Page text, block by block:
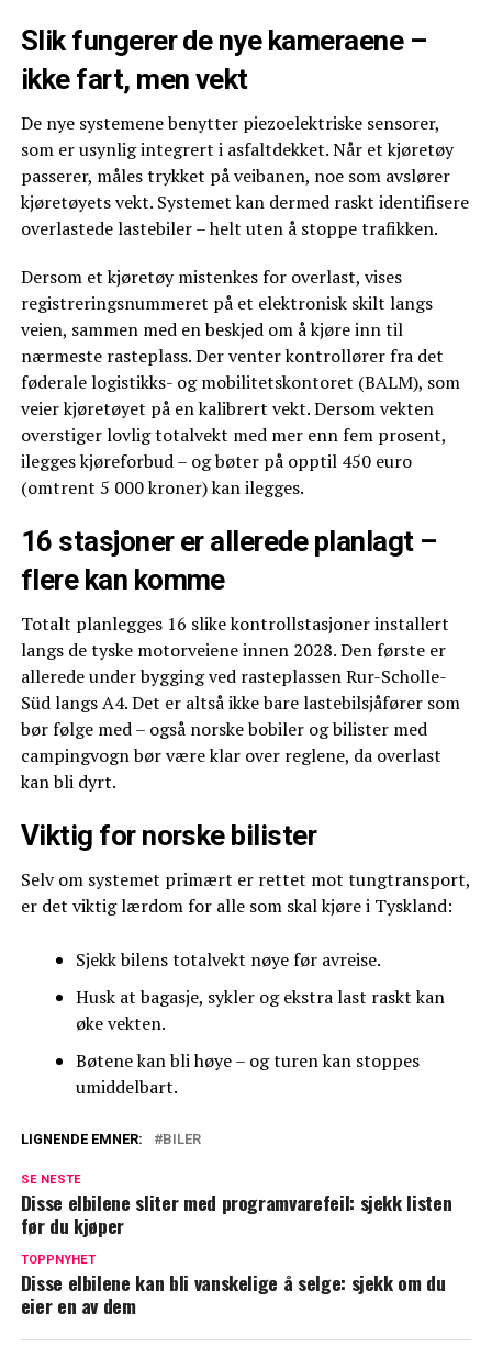
Slik fungerer de nye kameraene –
ikke fart, men vekt
De nye systemene benytter piezoelektriske sensorer,
som er usynlig integrert i asfaltdekket. Når et kjøretøy
passerer, måles trykket på veibanen, noe som avslører
kjøretøyets vekt. Systemet kan dermed raskt identifisere
overlastede lastebiler – helt uten å stoppe trafikken.
Dersom et kjøretøy mistenkes for overlast, vises
registreringsnummeret på et elektronisk skilt langs
veien, sammen med en beskjed om å kjøre inn til
nærmeste rasteplass. Der venter kontrollører fra det
føderale logistikks- og mobilitetskontoret (BALM), som
veier kjøretøyet på en kalibrert vekt. Dersom vekten
overstiger lovlig totalvekt med mer enn fem prosent,
ilegges kjøreforbud – og bøter på opptil 450 euro
(omtrent 5 000 kroner) kan ilegges.
16 stasjoner er allerede planlagt –
flere kan komme
Totalt planlegges 16 slike kontrollstasjoner installert
langs de tyske motorveiene innen 2028. Den første er
allerede under bygging ved rasteplassen Rur-Scholle-
Süd langs A4. Det er altså ikke bare lastebilsjåfører som
bør følge med – også norske bobiler og bilister med
campingvogn bør være klar over reglene, da overlast
kan bli dyrt.
Viktig for norske bilister
Selv om systemet primært er rettet mot tungtransport,
er det viktig lærdom for alle som skal kjøre i Tyskland:
Sjekk bilens totalvekt nøye før avreise.
Husk at bagasje, sykler og ekstra last raskt kan
øke vekten.
Bøtene kan bli høye – og turen kan stoppes
umiddelbart.
LIGNENDE EMNER: BILER
SE NESTE
Disse elbilene sliter med programvarefeil: sjekk listen
før du kjøper
TOPPNYHET
Disse elbilene kan bli vanskelige å selge: sjekk om du
eier en av dem